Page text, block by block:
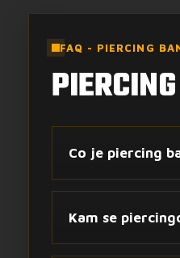
FAQ - PIERCING
Co je piercing
Kam se